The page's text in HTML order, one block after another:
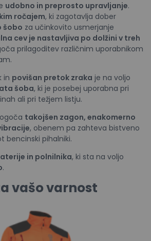
udobno in preprosto upravljanje.
ročajem, ki zagotavlja dober
šobo za učinkovito usmerjanje
cev je nastavljiva po dolžini v treh
prilagoditev različnim uporabnikom
in povišan pretok zraka je na voljo
šoba, ki je posebej uporabna pri
ali pri težjem listju.
takojšen zagon, enakomerno
, obenem pa zahteva bistveno
bencinski pihalniki.
in polnilnika, ki sta na voljo
.
vašo varnost